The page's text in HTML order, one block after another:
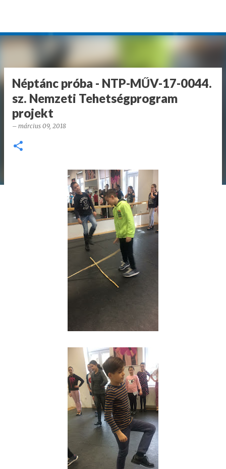
Néptánc próba - NTP-MŰV-17-0044.
sz. Nemzeti Tehetségprogram
projekt
– március 09, 2018